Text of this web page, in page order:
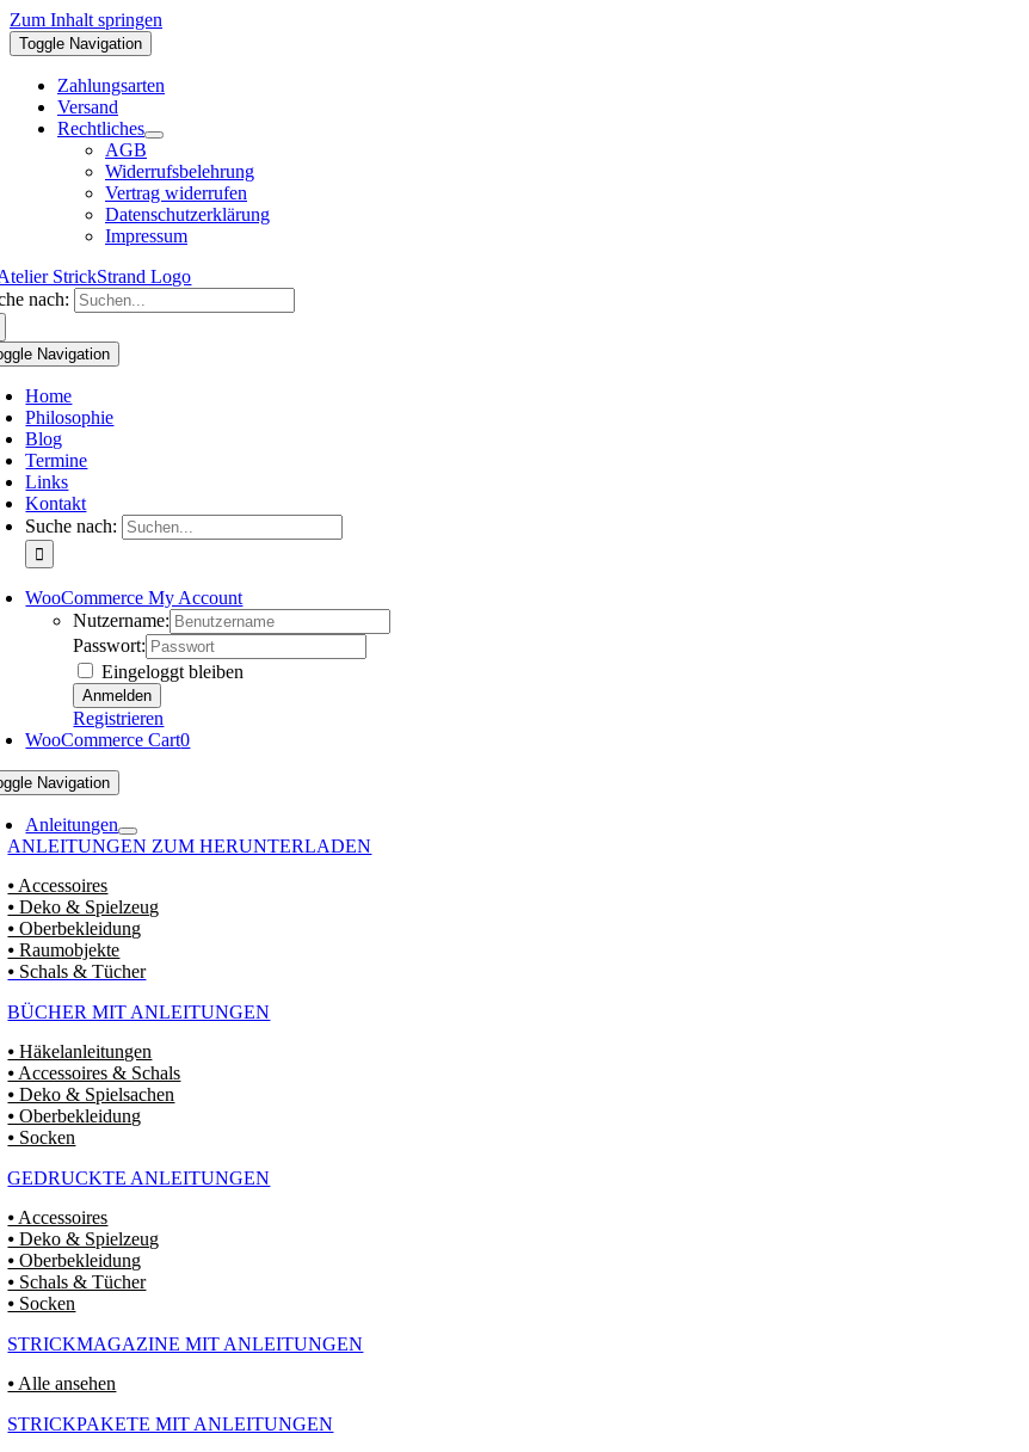
Zum Inhalt springen
Toggle Navigation
Zahlungsarten
Versand
Rechtliches
AGB
Widerrufsbelehrung
Vertrag widerrufen
Datenschutzerklärung
Impressum
nach:
Navigation
Home
Philosophie
Blog
Termine
Links
Kontakt
Suche nach:
WooCommerce My Account
Nutzername:
Passwort:
Eingeloggt bleiben
Registrieren
WooCommerce Cart0
Navigation
Anleitungen
ANLEITUNGEN ZUM HERUNTERLADEN
⦁ Accessoires
⦁ Deko & Spielzeug
⦁ Oberbekleidung
⦁ Raumobjekte
⦁ Schals & Tücher
BÜCHER MIT ANLEITUNGEN
⦁ Häkelanleitungen
⦁ Accessoires & Schals
⦁ Deko & Spielsachen
⦁ Oberbekleidung
⦁ Socken
GEDRUCKTE ANLEITUNGEN
⦁ Accessoires
⦁ Deko & Spielzeug
⦁ Oberbekleidung
⦁ Schals & Tücher
⦁ Socken
STRICKMAGAZINE MIT ANLEITUNGEN
⦁ Alle ansehen
STRICKPAKETE MIT ANLEITUNGEN